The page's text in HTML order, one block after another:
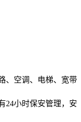
、空调、电梯、宽带
24小时保安管理，安